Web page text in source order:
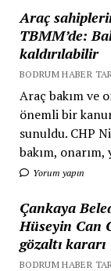
Araç
TBMM’de:
kaldırılabilir
BODRUM HABER
Araç bakım ve
önemli bir
sunuldu. CHP
bakım, onarım,
Yorum yapın
Çankaya
Hüseyin Can
gözaltı kararı
BODRUM HABER